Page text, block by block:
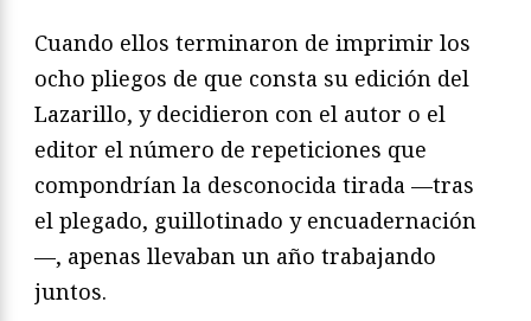
Cuando ellos terminaron de imprimir los
ocho pliegos de que consta su edición del
Lazarillo, y decidieron con el autor o el
editor el número de repeticiones que
compondrían la desconocida tirada —tras
el plegado, guillotinado y encuadernación
—, apenas llevaban un año trabajando
juntos.